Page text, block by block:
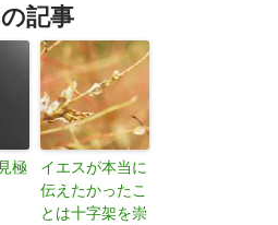
記事
極
イエスが本当に
伝えたかったこ
とは十字架を崇